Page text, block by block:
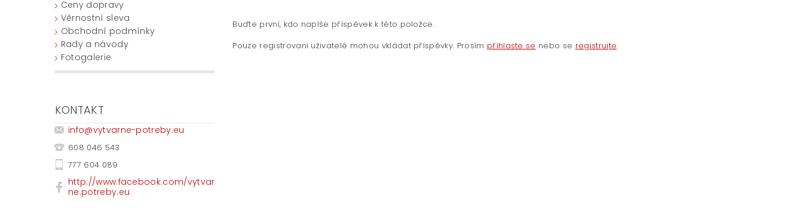
Ceny dopravy
Věrnostní sleva
Obchodní podmínky
Rady a návody
Fotogalerie
KONTAKT
info@vytvarne-potreby.eu
608 046 543
777 604 089
http://www.facebook.com/vytvar
ne.potreby.eu
Buďte první, kdo napíše příspěvek k této položce.
Pouze registrovaní uživatelé mohou vkládat příspěvky. Prosím přihlaste se nebo se registrujte.